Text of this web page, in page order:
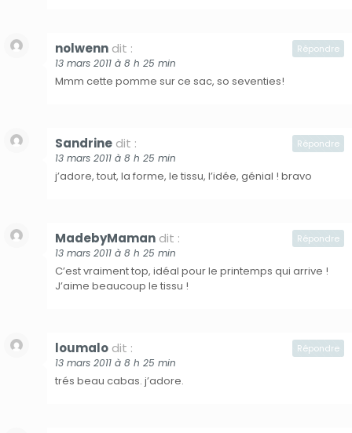
nolwenn dit :
13 mars 2011 à 8 h 25 min
Mmm cette pomme sur ce sac, so seventies!
Répondre
Sandrine dit :
13 mars 2011 à 8 h 25 min
j’adore, tout, la forme, le tissu, l’idée, génial ! bravo
Répondre
MadebyMaman dit :
13 mars 2011 à 8 h 25 min
C’est vraiment top, idéal pour le printemps qui arrive !
J’aime beaucoup le tissu !
Répondre
loumalo dit :
13 mars 2011 à 8 h 25 min
trés beau cabas. j’adore.
Répondre